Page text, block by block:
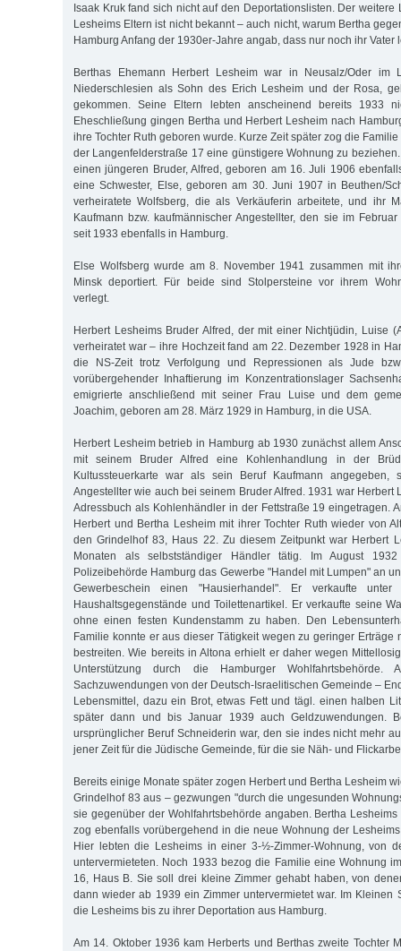
Isaak Kruk fand sich nicht auf den Deportationslisten. Der weitere
Lesheims Eltern ist nicht bekannt – auch nicht, warum Bertha
Hamburg Anfang der 1930er-Jahre angab, dass nur noch ihr Vater
Berthas Ehemann Herbert Lesheim war in Neusalz/Oder im
Niederschlesien als Sohn des Erich Lesheim und der Rosa,
gekommen. Seine Eltern lebten anscheinend bereits 1933
Eheschließung gingen Bertha und Herbert Lesheim nach
ihre Tochter Ruth geboren wurde. Kurze Zeit später zog die
der Langenfelderstraße 17 eine günstigere Wohnung zu
einen jüngeren Bruder, Alfred, geboren am 16. Juli 1906
eine Schwester, Else, geboren am 30. Juni 1907 in Beuthen/
verheiratete Wolfsberg, die als Verkäuferin arbeitete, und ihr
Kaufmann bzw. kaufmännischer Angestellter, den sie im
seit 1933 ebenfalls in Hamburg.
Else Wolfsberg wurde am 8. November 1941 zusammen mit
Minsk deportiert. Für beide sind Stolpersteine vor ihrem
verlegt.
Herbert Lesheims Bruder Alfred, der mit einer Nichtjüdin, Luise
verheiratet war – ihre Hochzeit fand am 22. Dezember 1928 in
die NS-Zeit trotz Verfolgung und Repressionen als Jude
vorübergehender Inhaftierung im Konzentrationslager
emigrierte anschließend mit seiner Frau Luise und dem
Joachim, geboren am 28. März 1929 in Hamburg, in die USA.
Herbert Lesheim betrieb in Hamburg ab 1930 zunächst allem
mit seinem Bruder Alfred eine Kohlenhandlung in der
Kultussteuerkarte war als sein Beruf Kaufmann angegeben,
Angestellter wie auch bei seinem Bruder Alfred. 1931 war Herbert
Adressbuch als Kohlenhändler in der Fettstraße 19 eingetragen.
Herbert und Bertha Lesheim mit ihrer Tochter Ruth wieder von
den Grindelhof 83, Haus 22. Zu diesem Zeitpunkt war Herbert
Monaten als selbstständiger Händler tätig. Im August
Polizeibehörde Hamburg das Gewerbe "Handel mit Lumpen" an
Gewerbeschein einen "Hausierhandel". Er verkaufte unter
Haushaltsgegenstände und Toilettenartikel. Er verkaufte seine
ohne einen festen Kundenstamm zu haben. Den
Familie konnte er aus dieser Tätigkeit wegen zu geringer Erträge
bestreiten. Wie bereits in Altona erhielt er daher wegen
Unterstützung durch die Hamburger Wohlfahrtsbehörde.
Sachzuwendungen von der Deutsch-Israelitischen Gemeinde –
Lebensmittel, dazu ein Brot, etwas Fett und tägl. einen halben
später dann und bis Januar 1939 auch Geldzuwendungen.
ursprünglicher Beruf Schneiderin war, den sie indes nicht mehr
jener Zeit für die Jüdische Gemeinde, für die sie Näh- und
Bereits einige Monate später zogen Herbert und Bertha Lesheim
Grindelhof 83 aus – gezwungen "durch die ungesunden
sie gegenüber der Wohlfahrtsbehörde angaben. Bertha
zog ebenfalls vorübergehend in die neue Wohnung der
Hier lebten die Lesheims in einer 3-½-Zimmer-Wohnung, von
untervermieteten. Noch 1933 bezog die Familie eine Wohnung
16, Haus B. Sie soll drei kleine Zimmer gehabt haben, von
dann wieder ab 1939 ein Zimmer untervermietet war. Im Kleinen
die Lesheims bis zu ihrer Deportation aus Hamburg.
Am 14. Oktober 1936 kam Herberts und Berthas zweite Tochter